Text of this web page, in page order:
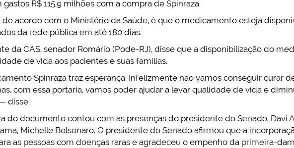
gastos R$ 115,9 milhões com a compra de Spinraza.
de acordo com o Ministério da Saúde, é que o medicamento esteja
da rede pública em até 180 dias.
da CAS, senador Romário (Pode-RJ), disse que a disponibilização do
de vida aos pacientes e suas famílias.
Spinraza traz esperança. Infelizmente não vamos conseguir curar
com essa portaria, vamos poder ajudar a levar qualidade de vida e
disse.
do documento contou com as presenças do presidente do Senado, Davi
Michelle Bolsonaro. O presidente do Senado afirmou que a
as pessoas com doenças raras e agradeceu o empenho da primeira-